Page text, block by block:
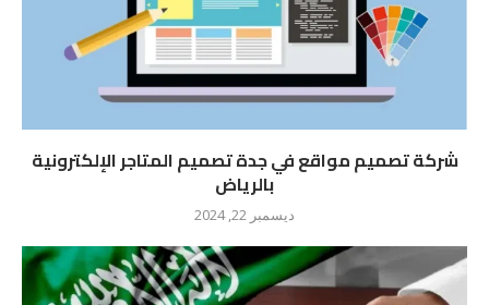
شركة تصميم مواقع في جدة تصميم المتاجر الإلكترونية
بالرياض
ديسمبر 22, 2024